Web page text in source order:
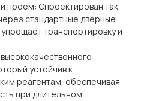
проем: Спроектирован так,
стандартные дверные
транспортировку и
устойчив к
реагентам, обеспечивая
при длительном